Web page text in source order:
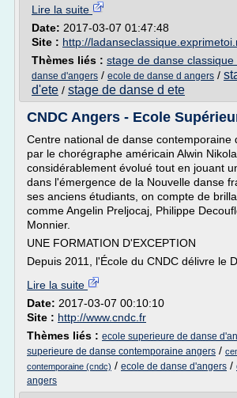
Lire la suite
Date: 2017-03-07 01:47:48
Site : http://
Thèmes liés : stage de danse classique
danse d'angers / ecole de danse d angers /
d'ete / stage de danse d ete
CNDC Angers - Ecole
Centre national de danse contemporaine
par le chorégraphe américain Alwin
considérablement évolué tout en jouant
dans l'émergence de la Nouvelle danse
ses anciens étudiants, on compte de
comme Angelin Preljocaj, Philippe
Monnier.
UNE FORMATION D'EXCEPTION
Depuis 2011, l'École du CNDC délivre le
Lire la suite
Date: 2017-03-07 00:10:10
Site : http://www.cndc.fr
Thèmes liés : ecole superieure de danse
superieure de danse contemporaine angers /
contemporaine (cndc) / ecole de danse d'angers /
angers